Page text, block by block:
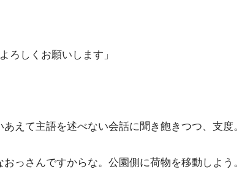
ろしくお願いします」
えて主語を述べない会話に聞き飽きつつ、支度。
っさんですからな。公園側に荷物を移動しよう。